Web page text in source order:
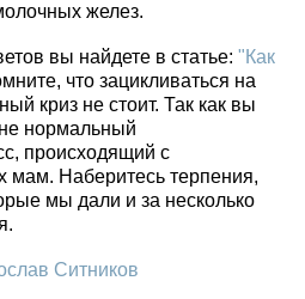
желез.
вы найдете в статье: "Как
что зацикливаться на
криз не стоит. Так как вы
нормальный
происходящий с
мам. Наберитесь терпения,
мы дали и за несколько
Ситников